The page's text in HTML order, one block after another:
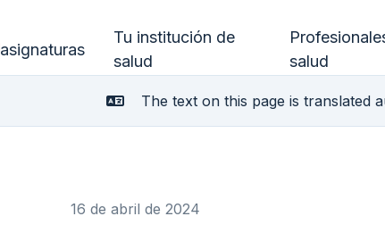
asignaturas
Tu institución de
salud
salud
The text on this page is translated
16 de abril de 2024